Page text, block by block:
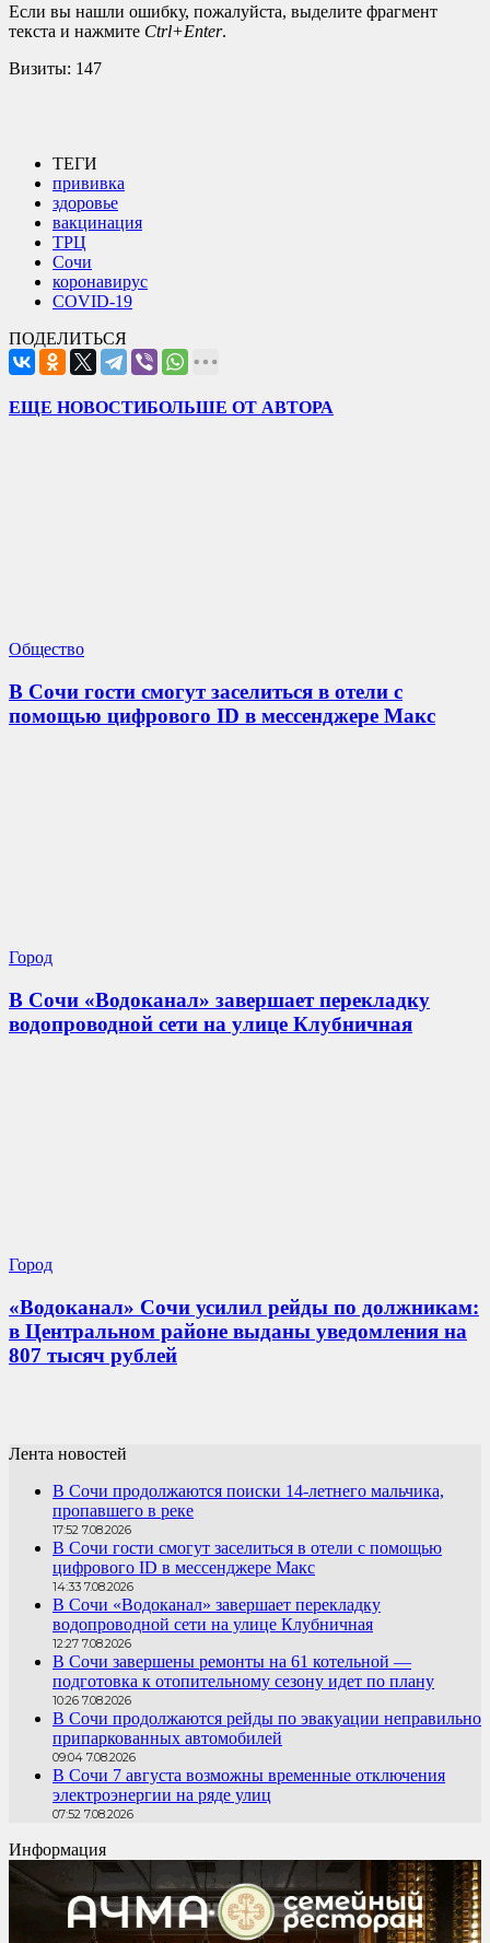
Если вы нашли ошибку, пожалуйста, выделите фрагмент
текста и нажмите Ctrl+Enter.
Визиты: 147
ТЕГИ
прививка
здоровье
вакцинация
ТРЦ
Сочи
коронавирус
COVID-19
ПОДЕЛИТЬСЯ
ЕЩЕ НОВОСТИБОЛЬШЕ ОТ АВТОРА
Общество
В Сочи гости смогут заселиться в отели с
помощью цифрового ID в мессенджере Макс
Город
В Сочи «Водоканал» завершает перекладку
водопроводной сети на улице Клубничная
Город
«Водоканал» Сочи усилил рейды по должникам:
в Центральном районе выданы уведомления на
807 тысяч рублей
Лента новостей
В Сочи продолжаются поиски 14-летнего мальчика,
пропавшего в реке
17:52 7.08.2026
В Сочи гости смогут заселиться в отели с помощью
цифрового ID в мессенджере Макс
14:33 7.08.2026
В Сочи «Водоканал» завершает перекладку
водопроводной сети на улице Клубничная
12:27 7.08.2026
В Сочи завершены ремонты на 61 котельной —
подготовка к отопительному сезону идет по плану
10:26 7.08.2026
В Сочи продолжаются рейды по эвакуации неправильно
припаркованных автомобилей
09:04 7.08.2026
В Сочи 7 августа возможны временные отключения
электроэнергии на ряде улиц
07:52 7.08.2026
Информация